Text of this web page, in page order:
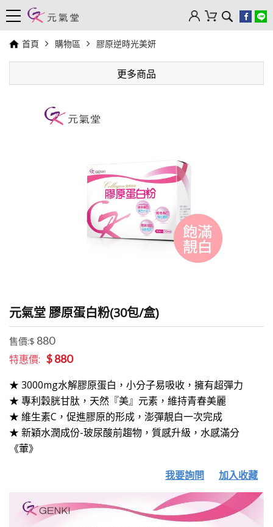
首頁 購物區 膠原逆時光美妍
更多商品
元氣堂 膠原蛋白粉(30包/盒)
售價:$ 880
特惠價: $ 880
★ 3000mg水解膠原蛋白，小分子易吸收，擁有超彈力
★ 專利穀胱甘肽，天然『美』元素，維持青春美麗
★ 維生素C，促進膠原的形成，澎彈靚白一次完成
★ 新穎水潤成份-玻尿酸前趨物，質感升級，水感滿分
《葷》
我要詢問
加入收藏